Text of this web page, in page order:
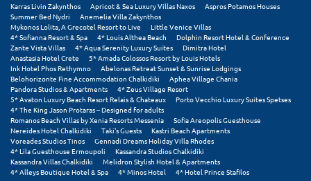
Τζουμέρκα
Τήνος
Τολό
Τριζόνια Φωκίδος
Τρίκαλα
Τρίκαλα Κορινθίας
Karras Livin Zakynthos
Apricot & Sea Luxury Villas Naxos
Aspros Potamos Houses
Summer Bed Nydri
Anemelia Villa Zakynthos
Mykonos Lolita, A Grecotel Resort to Live
Little Venice Villas
4* Sofianna Resort & Spa
4* Louis Althea Beach
Dolphin Resort Hotel & Conference
Zante Vista Villas
4* Aqua Serenity Luxury Suites
Dimitra Hotel
Anastasia Hotel Crete
5* Amada Colossos Resort by Louis Hotels
Ink Hotel Phos Rethymno
Abelonas Retreat Sunset & Sunrise Lodgings
Belohorizonte Fine Accommodation Chalkidiki
Aphea Village Chania
Pandora Studios & Apartments
4* Zeus Village Resort
5* Avaton Luxury Beach Resort Relais & Chateaux
Porto Vecchio Luxury Suites Spetses
4* The King Jason Protaras – Designed for adults
Romanos Beach Villas by Xenia Resorts Messenia
Sofia Areopolis Guesthouse
Nereides Hotel Chalkidiki
Taki's Guests
Kastri Beach Apartments
Voreades Studios Tinos
Gennadi Dreams Holiday Villa Rhodes
4* Lila Guesthouse Ermoupoli
Kassandra Studios Chalkidiki
Kassandra Villas Chalkidiki
Melidron Stylish Hotel & Apartments
4* Alleys Boutique Hotel & Spa
4* Minos Hotel 4* Hotel Prince Stafilos